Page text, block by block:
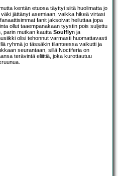
kentän etuosa täyttyi siitä huolimatta jo
jättänyt asemiaan, vaikka hikeä virtasi
fanit jaksoivat heiluttaa jopa
ollut taaempanakaan tyystin pois suljettu
parin mutkan kautta Soulflyn ja
olisi tehonnut varmasti huomattavasti
ryhmä jo tässäkin tilanteessa vaikutti ja
seurantaan, sillä Noctiferia on
terävintä eliittiä, joka kurottautuu